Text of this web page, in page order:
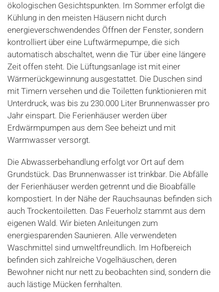
ökologischen Gesichtspunkten. Im Sommer erfolgt die
Kühlung in den meisten Häusern nicht durch
energieverschwendendes Öffnen der Fenster, sondern
kontrolliert über eine Luftwärmepumpe, die sich
automatisch abschaltet, wenn die Tür über eine längere
Zeit offen steht. Die Lüftungsanlage ist mit einer
Wärmerückgewinnung ausgestattet. Die Duschen sind
mit Timern versehen und die Toiletten funktionieren mit
Unterdruck, was bis zu 230.000 Liter Brunnenwasser pro
Jahr einspart. Die Ferienhäuser werden über
Erdwärmpumpen aus dem See beheizt und mit
Warmwasser versorgt.
Die Abwasserbehandlung erfolgt vor Ort auf dem
Grundstück. Das Brunnenwasser ist trinkbar. Die Abfälle
der Ferienhäuser werden getrennt und die Bioabfälle
kompostiert. In der Nähe der Rauchsaunas befinden sich
auch Trockentoiletten. Das Feuerholz stammt aus dem
eigenen Wald. Wir bieten Anleitungen zum
energiesparenden Saunieren. Alle verwendeten
Waschmittel sind umweltfreundlich. Im Hofbereich
befinden sich zahlreiche Vogelhäuschen, deren
Bewohner nicht nur nett zu beobachten sind, sondern die
auch lästige Mücken fernhalten.